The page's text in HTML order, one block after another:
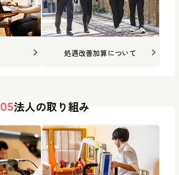
処遇改善加算について
05法人の取り組み